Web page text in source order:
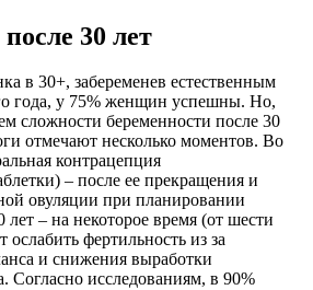
30 лет
в 30+, забеременев естественным
года, у 75% женщин успешны. Но,
сложности беременности после 30
отмечают несколько моментов. Во
контрацепция
– после ее прекращения и
овуляции при планировании
лет – на некоторое время (от шести
ослабить фертильность из за
и снижения выработки
Согласно исследованиям, в 90%